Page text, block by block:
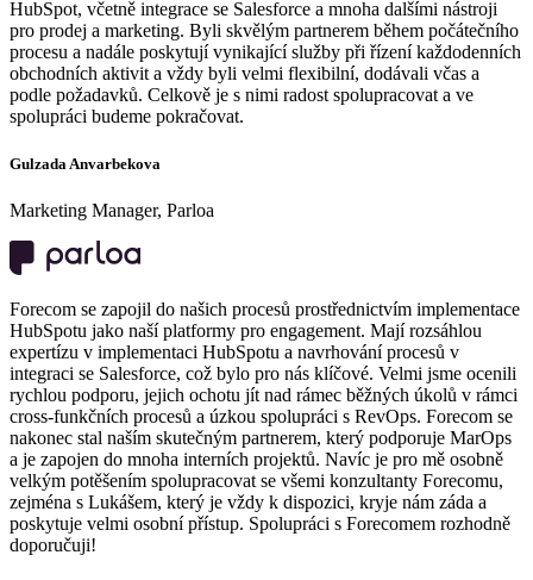
HubSpot, včetně integrace se Salesforce a mnoha dalšími nástroji
pro prodej a marketing. Byli skvělým partnerem během počátečního
procesu a nadále poskytují vynikající služby při řízení každodenních
obchodních aktivit a vždy byli velmi flexibilní, dodávali včas a
podle požadavků. Celkově je s nimi radost spolupracovat a ve
spolupráci budeme pokračovat.
Gulzada Anvarbekova
Marketing Manager, Parloa
Forecom se zapojil do našich procesů prostřednictvím implementace
HubSpotu jako naší platformy pro engagement. Mají rozsáhlou
expertízu v implementaci HubSpotu a navrhování procesů v
integraci se Salesforce, což bylo pro nás klíčové. Velmi jsme ocenili
rychlou podporu, jejich ochotu jít nad rámec běžných úkolů v rámci
cross-funkčních procesů a úzkou spolupráci s RevOps. Forecom se
nakonec stal naším skutečným partnerem, který podporuje MarOps
a je zapojen do mnoha interních projektů. Navíc je pro mě osobně
velkým potěšením spolupracovat se všemi konzultanty Forecomu,
zejména s Lukášem, který je vždy k dispozici, kryje nám záda a
poskytuje velmi osobní přístup. Spolupráci s Forecomem rozhodně
doporučuji!